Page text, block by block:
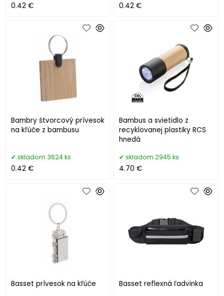
0.42 € 0.42 €
Bambry štvorcový prívesok
na kľúče z bambusu
skladom 3624 ks
0.42 €
Bambus a svietidlo z
recyklovanej plastiky RCS
hnedá
skladom 2945 ks
4.70 €
Basset prívesok na kľúče Basset reflexná ľadvinka